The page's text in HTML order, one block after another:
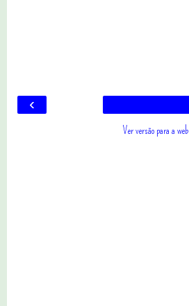
‹
Ver versão para a web